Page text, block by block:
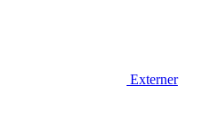
Externer